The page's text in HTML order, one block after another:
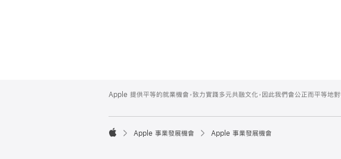
Footer
Apple 提供平等的就業機會，致力實踐多元共融文化，因此我們會公正而平等地

Apple 事業發展機會 Apple 事業發展機會